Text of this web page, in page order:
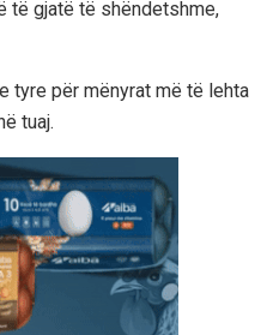
të gjatë të shëndetshme,
tyre për mënyrat më të lehta
tuaj.